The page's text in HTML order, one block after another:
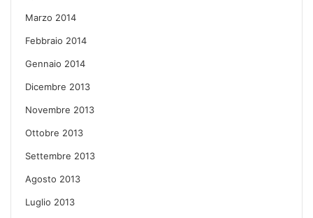
Marzo 2014
Febbraio 2014
Gennaio 2014
Dicembre 2013
Novembre 2013
Ottobre 2013
Settembre 2013
Agosto 2013
Luglio 2013